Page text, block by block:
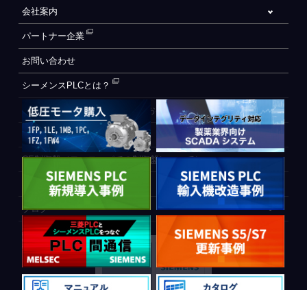
会社案内
パートナー企業
お問い合わせ
シーメンスPLCとは？
自動化設備をご検討されているお客様へ
WEB会員登録フォーム
CE制御盤（ヨーロッパでの制御盤について）
PLC間通信
ブログ